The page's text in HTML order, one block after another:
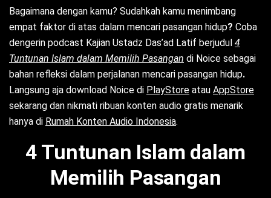
Bagaimana dengan kamu? Sudahkah kamu menimbang
empat faktor di atas dalam mencari pasangan hidup? Coba
dengerin podcast Kajian Ustadz Das’ad Latif berjudul 4
Tuntunan Islam dalam Memilih Pasangan di Noice sebagai
bahan refleksi dalam perjalanan mencari pasangan hidup.
Langsung aja download Noice di PlayStore atau AppStore
sekarang dan nikmati ribuan konten audio gratis menarik
hanya di Rumah Konten Audio Indonesia.
4 Tuntunan Islam dalam
Memilih Pasangan